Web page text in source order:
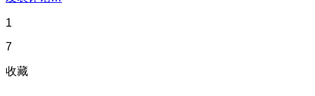
1
7
收藏